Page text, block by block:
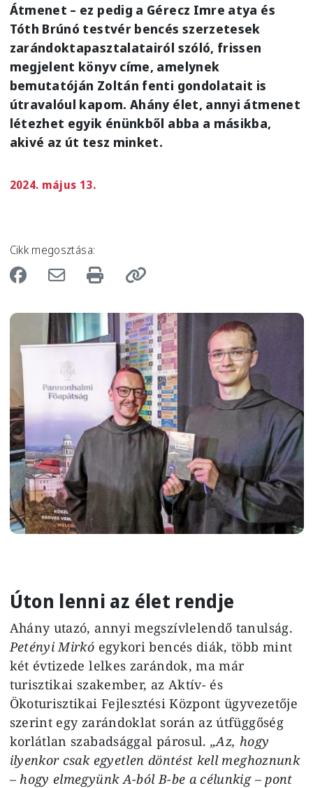
Átmenet – ez pedig a Gérecz Imre atya és
Tóth Brúnó testvér bencés szerzetesek
zarándoktapasztalatairól szóló, frissen
megjelent könyv címe, amelynek
bemutatóján Zoltán fenti gondolatait is
útravalóul kapom. Ahány élet, annyi átmenet
létezhet egyik énünkből abba a másikba,
akivé az út tesz minket.
2024. május 13.
Cikk megosztása:
Image
Úton lenni az élet rendje
Ahány utazó, annyi megszívlelendő tanulság.
Petényi Mirkó egykori bencés diák, több mint
két évtizede lelkes zarándok, ma már
turisztikai szakember, az Aktív- és
Ökoturisztikai Fejlesztési Központ ügyvezetője
szerint egy zarándoklat során az útfüggőség
korlátlan szabadsággal párosul.„Az, hogy
ilyenkor csak egyetlen döntést kell meghoznunk
– hogy elmegyünk A-ból B-be a célunkig – pont